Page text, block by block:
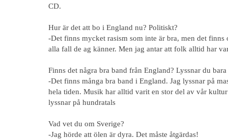
CD.
Hur är det att bo i England nu? Politiskt?
-Det finns mycket rasism som inte är bra, men det
alla fall de ag känner. Men jag antar att folk alltid har
Finns det några bra band från England? Lyssnar du
-Det finns många bra band i England. Jag lyssnar på
hela tiden. Musik har alltid varit en stor del av vår
lyssnar på hundratals
Vad vet du om Sverige?
-Jag hörde att ölen är dyra. Det måste åtgärdas!